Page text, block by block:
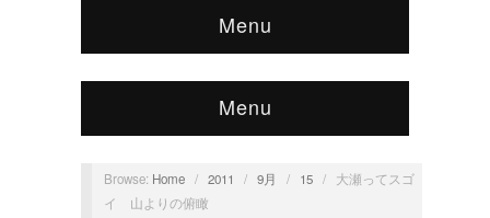
Menu
Menu
Browse: Home / 2011 / 9月 / 15 /
大瀬ってスゴ
イ 山よりの俯瞰